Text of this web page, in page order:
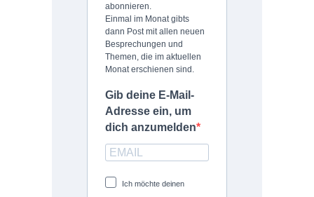
abonnieren.
Einmal im Monat gibts
dann Post mit allen neuen
Besprechungen und
Themen, die im aktuellen
Monat erschienen sind.
Gib deine E-Mail-
Adresse ein, um
dich anzumelden
Ich möchte deinen